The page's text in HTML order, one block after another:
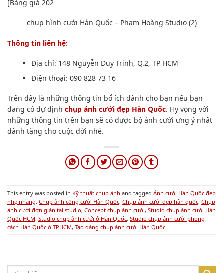
chụp hình cưới Hàn Quốc – Phạm Hoàng Studio (2)
Thông tin liên hệ:
Địa chỉ: 148 Nguyễn Duy Trinh, Q.2, TP HCM
Điện thoại: 090 828 73 16
​Trên đây là những thông tin bổ ích dành cho bạn nếu bạn
đang có dự định chụp ảnh cưới đẹp Hàn Quốc. Hy vọng với
những thông tin trên bạn sẽ có được bộ ảnh cưới ưng ý nhất
dành tặng cho cuộc đời nhé.
This entry was posted in Kỹ thuật chụp ảnh and tagged Ảnh cưới Hàn Quốc đẹp
nhẹ nhàng, Chụp ảnh cổng cưới Hàn Quốc, Chụp ảnh cưới đẹp hàn quốc, Chụp
ảnh cưới đơn giản tại studio, Concept chụp ảnh cưới, Studio chụp ảnh cưới Hàn
Quốc HCM, Studio chụp ảnh cưới ở Hàn Quốc, Studio chụp ảnh cưới phong
cách Hàn Quốc ở TPHCM, Tạo dáng chụp ảnh cưới Hàn Quốc